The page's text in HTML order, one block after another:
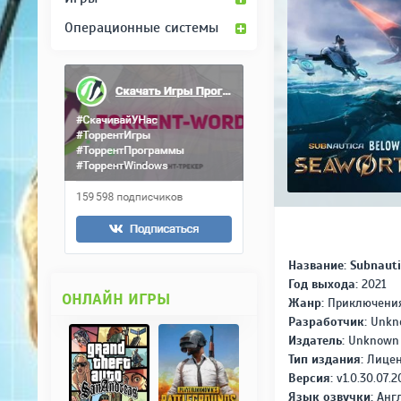
Название:
Год выхода:2021
Жанр:
Разработчик:
Издатель:
Тип издания:
Версия:
Язык озвучки:
Операционные системы
ОНЛАЙН ИГРЫ